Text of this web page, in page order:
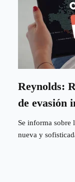
Reynolds:
de evasión
Se informa sobre
nueva y